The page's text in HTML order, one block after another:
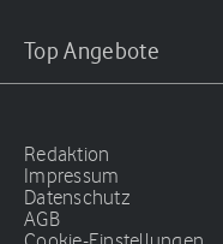
Top Angebote
Redaktion
Impressum
Datenschutz
AGB